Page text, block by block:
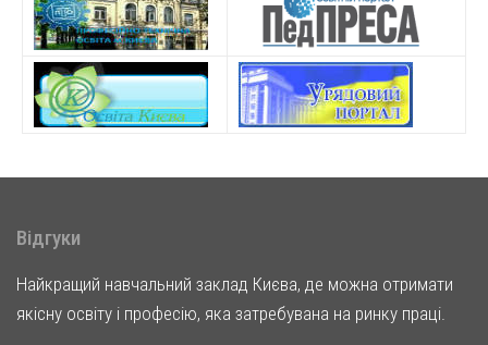
Відгуки
Найкращий навчальний заклад Києва, де можна отримати
якісну освіту і професію, яка затребувана на ринку праці.